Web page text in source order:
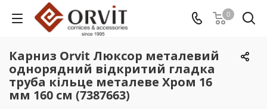
0
Карниз Orvit Люксор металевий
однорядний відкритий гладка
труба кільце металеве Хром 16
мм 160 см (7387663)